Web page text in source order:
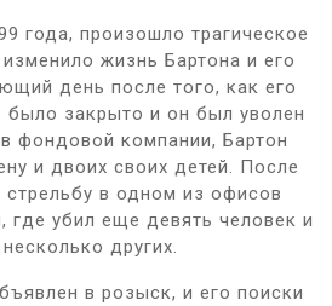
года, произошло трагическое
жизнь Бартона и его
день после того, как его
было закрыто и он был уволен
фондовой компании, Бартон
и двоих своих детей. После
стрельбу в одном из офисов
где убил еще девять человек и
других.
в розыск, и его поиски